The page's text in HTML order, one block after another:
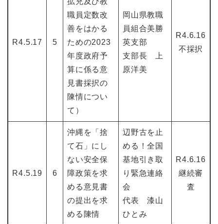
R4.5.17 5
職員定数改
善をはかる
ための2023
年度政府予
算に係る意
見書採択の
陳情につい
て）
岡山県教職
員組合美勝
英支部
支部長 上
原洋美
R4.6.16
不採択
R4.5.19 6
沖縄を「捨
て石」にし
ない安全保
障政策を求
める意見書
の提出を求
める陳情
辺野古を止
める！全国
基地引き取
り緊急連絡
会
代表 漆山
ひとみ
R4.6.16
継続審
査